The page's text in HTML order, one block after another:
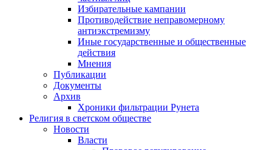
Избирательные кампании
Противодействие неправомерному
антиэкстремизму
Иные государственные и общественные
действия
Мнения
Публикации
Документы
Архив
Хроники фильтрации Рунета
Религия в светском обществе
Новости
Власти